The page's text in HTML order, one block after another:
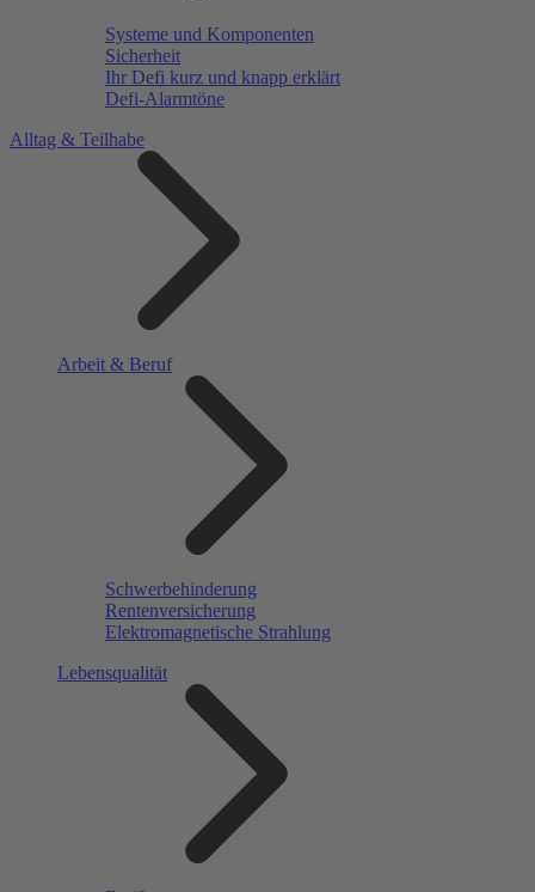
Systeme und Komponenten
Sicherheit
Ihr Defi kurz und knapp erklärt
Defi-Alarmtöne
Alltag & Teilhabe
Arbeit & Beruf
Schwerbehinderung
Rentenversicherung
Elektromagnetische Strahlung
Lebensqualität